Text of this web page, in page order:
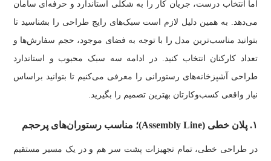
اما انتخاب درست، جریان کار را به شکلی استاندارد و حرفه‌ای سامان
می‌دهد. به همین دلیل لازم است سبک‌های رایج طراحی را بشناسید تا
بتوانید مناسب‌ترین مدل را با توجه به فضای موجود، حجم سفارش‌ها و
تعداد کارکنان انتخاب کنید. در ادامه سه سبک محبوب و استاندارد
طراحی آشپزخانه‌های رستورانی را معرفی می‌کنیم تا بتوانید براساس
نیاز واقعی کسب‌وکارتان بهترین تصمیم را بگیرید.
۱. پلان خطی (Assembly Line)؛ مناسب رستوران‌های پرحجم
در طراحی خطی، تمام تجهیزات پشت سر هم و در یک مسیر مستقیم